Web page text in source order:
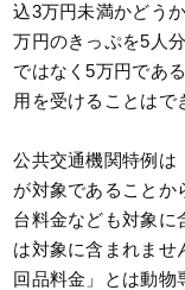
込3万円未満かどう
万円のきっぷを5人
ではなく5万円であ
用を受けることはで
公共交通機関特例は
が対象であることか
台料金なども対象に
は対象に含まれませ
回品料金」とは動物